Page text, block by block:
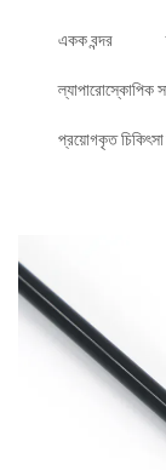
একক বন্দর
ল্যাপারোস্কোপিক
প্রয়োগকৃত চিকিৎসা